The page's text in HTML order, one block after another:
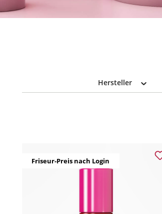
Hersteller
Friseur-Preis nach Login